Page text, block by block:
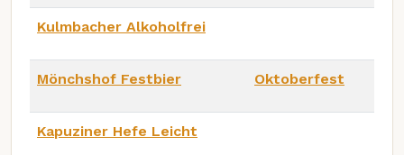
Kulmbacher Alkoholfrei
Mönchshof Festbier Oktoberfest
Kapuziner Hefe Leicht